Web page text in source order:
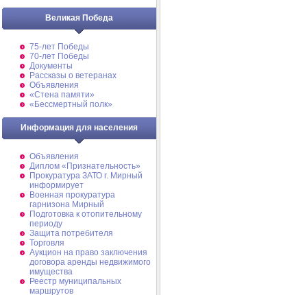
Великая Победа
75-лет Победы
70-лет Победы
Документы
Рассказы о ветеранах
Объявления
«Стена памяти»
«Бессмертный полк»
Информация для населения
Объявления
Диплом «Признательность»
Прокуратура ЗАТО г. Мирный
информирует
Военная прокуратура
гарнизона Мирный
Подготовка к отопительному
периоду
Защита потребителя
Торговля
Аукцион на право заключения
договора аренды недвижимого
имущества
Реестр муниципальных
маршрутов